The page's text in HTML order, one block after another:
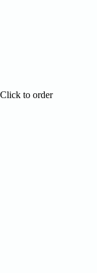
Click to order